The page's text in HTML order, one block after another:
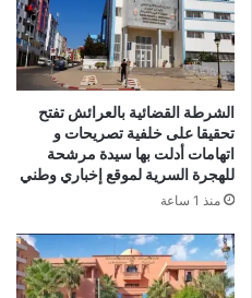
ل
ا
ا
ل
ا
ح
ا
د
ل
ا
أ
ل
ا
ل
ة
ا
ل
م
ل
ك
ج
د
د
الشرطة القضائية بالعرائش تفتح
تحقيقا على خلفية تصريحات و
اتهامات أدلت بها سيدة مرشحة
للهجرة السرية لموقع إخباري وطني
منذ 1 ساعة